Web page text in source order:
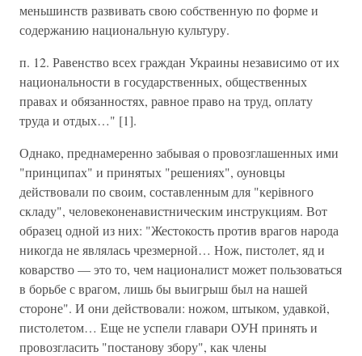
меньшинств развивать свою собственную по форме и
содержанию национальную культуру.
п. 12. Равенство всех граждан Украины независимо от их
национальности в государственных, общественных
правах и обязанностях, равное право на труд, оплату
труда и отдых…" [1].
Однако, преднамеренно забывая о провозглашенных ими
"принципах" и принятых "решениях", оуновцы
действовали по своим, составленным для "керівного
складу", человеконенавистническим инструкциям. Вот
образец одной из них: "Жестокость против врагов народа
никогда не являлась чрезмерной… Нож, пистолет, яд и
коварство — это то, чем националист может пользоваться
в борьбе с врагом, лишь бы выигрыш был на нашей
стороне". И они действовали: ножом, штыком, удавкой,
пистолетом… Еще не успели главари ОУН принять и
провозгласить "постанову збору", как члены